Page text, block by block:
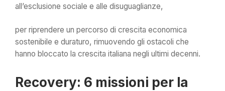
all’esclusione sociale e alle disuguaglianze,
per riprendere un percorso di crescita economica
sostenibile e duraturo, rimuovendo gli ostacoli che
hanno bloccato la crescita italiana negli ultimi decenni.
Recovery: 6 missioni per la